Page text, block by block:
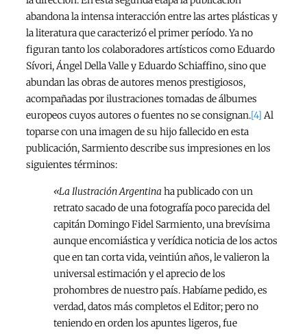
abandona la intensa interacción entre las artes plásticas y
la literatura que caracterizó el primer período. Ya no
figuran tanto los colaboradores artísticos como Eduardo
Sívori, Ángel Della Valle y Eduardo Schiaffino, sino que
abundan las obras de autores menos prestigiosos,
acompañadas por ilustraciones tomadas de álbumes
europeos cuyos autores o fuentes no se consignan.[4] Al
toparse con una imagen de su hijo fallecido en esta
publicación, Sarmiento describe sus impresiones en los
siguientes términos:
«La Ilustración Argentina ha publicado con un
retrato sacado de una fotografía poco parecida del
capitán Domingo Fidel Sarmiento, una brevísima
aunque encomiástica y verídica noticia de los actos
que en tan corta vida, veintiún años, le valieron la
universal estimación y el aprecio de los
prohombres de nuestro país. Habíame pedido, es
verdad, datos más completos el Editor; pero no
teniendo en orden los apuntes ligeros, fue